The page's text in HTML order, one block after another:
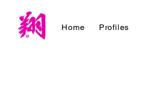
Home Profiles